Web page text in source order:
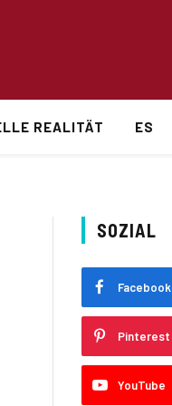
REALITÄT ES
SOZIAL
Facebook
Pinterest
YouTube